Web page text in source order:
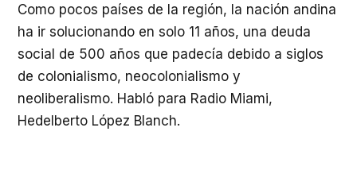
Como pocos países de la región, la nación andina
ha ir solucionando en solo 11 años, una deuda
social de 500 años que padecía debido a siglos
de colonialismo, neocolonialismo y
neoliberalismo. Habló para Radio Miami,
Hedelberto López Blanch.